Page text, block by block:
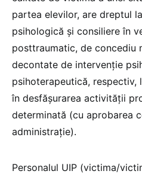
partea elevilor, are dreptul
psihologică și consiliere în
posttraumatic, de concediu
decontate de intervenție
psihoterapeutică, respectiv,
în desfășurarea activității
determinată (cu aprobarea
administrație).
Personalul UIP (victima/